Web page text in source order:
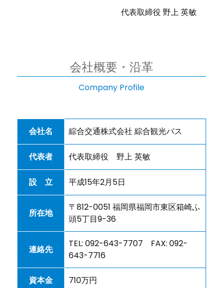
代表取締役 野上 英敏
会社概要・沿革
Company Profile
会社名 綜合交通株式会社 綜合観光バス
代表者 代表取締役 野上 英敏
設 立 平成15年2月5日
所在地
〒812-0051 福岡県福岡市東区箱崎ふ
頭5丁目9-36
連絡先
TEL: 092-643-7707 FAX: 092-
643-7716
資本金 710万円